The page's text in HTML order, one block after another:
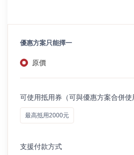
優惠方案只能擇一
原價
可使用抵用券（可與優惠方案合併使
最高抵用2000元
支援付款方式